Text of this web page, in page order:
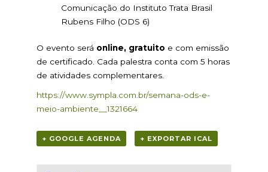
Comunicação do Instituto Trata Brasil
Rubens Filho (ODS 6)
O evento será online, gratuito e com emissão
de certificado. Cada palestra conta com 5 horas
de atividades complementares.
https://www.sympla.com.br/semana-ods-e-
meio-ambiente__1321664
+ GOOGLE AGENDA + EXPORTAR ICAL